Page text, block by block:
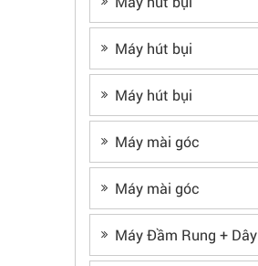
Máy hút bụi
Máy hút bụi
Máy mài góc
Máy mài góc
Máy Đầm Rung + Dây